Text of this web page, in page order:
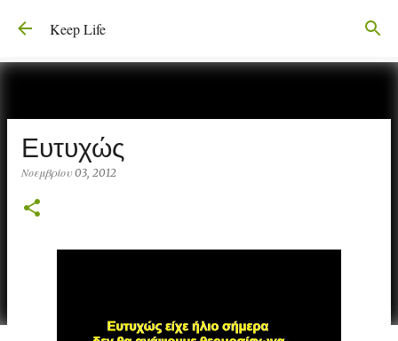
Μετάβαση στο κύριο περιεχόμενο
Keep Life
Ευτυχώς
Νοεμβρίου 03, 2012